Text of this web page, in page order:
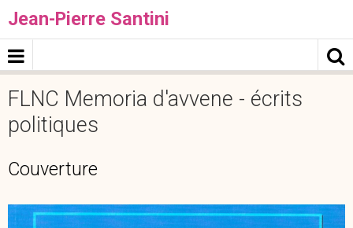
Jean-Pierre Santini
FLNC Memoria d'avvene - écrits
politiques
Couverture